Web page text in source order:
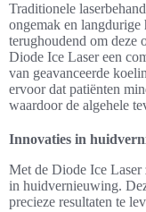
Traditionele
ongemak en langdurige
terughoudend om deze
Diode Ice Laser een
van geavanceerde
ervoor dat patiënten
waardoor de algehele
Innovaties in
Met de Diode Ice
in huidvernieuwing.
precieze resultaten te